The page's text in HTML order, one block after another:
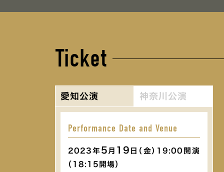
Ticket
愛知公演 神奈川公演
Performance Date and Venue
2023年 5 月 19 日（金）19:00開演
（18:15開場）